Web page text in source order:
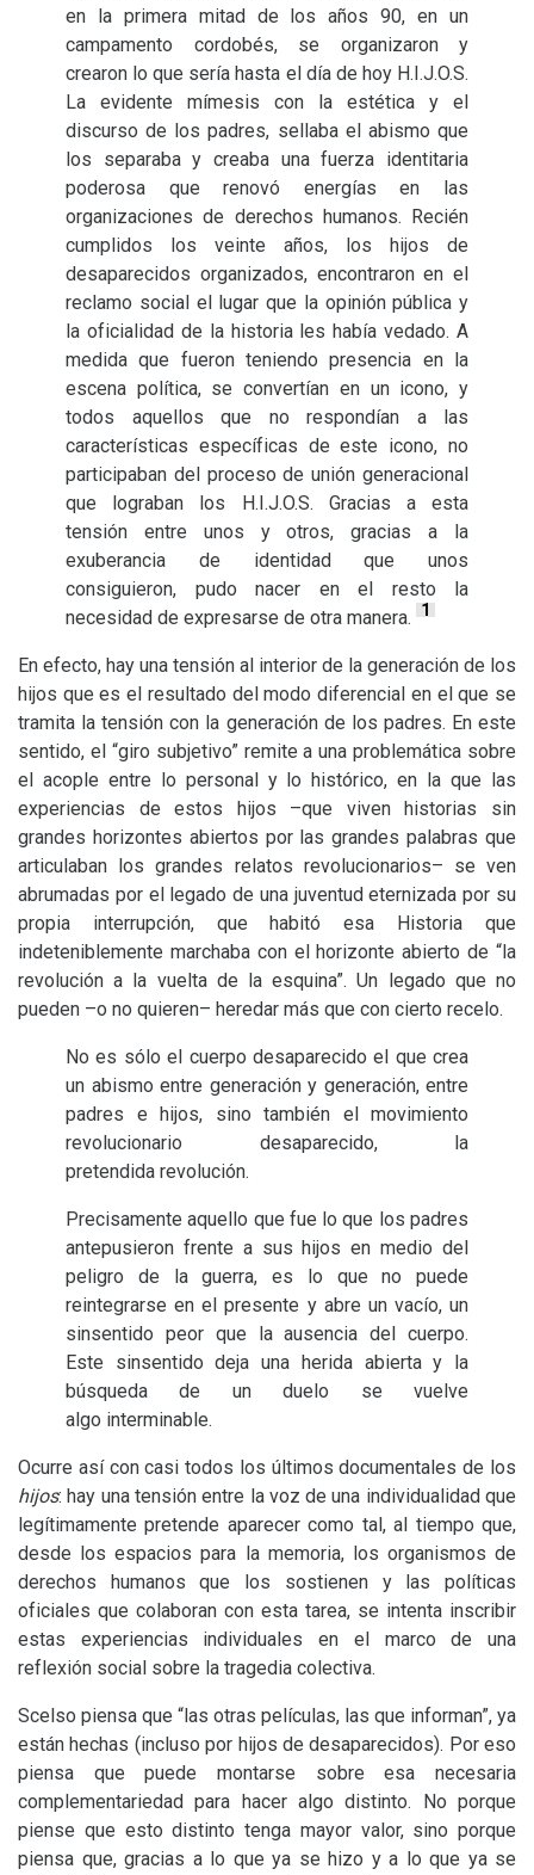
en la primera mitad de los años 90, en un
campamento cordobés, se organizaron y
crearon lo que sería hasta el día de hoy H.I.J.O.S.
La evidente mímesis con la estética y el
discurso de los padres, sellaba el abismo que
los separaba y creaba una fuerza identitaria
poderosa que renovó energías en las
organizaciones de derechos humanos. Recién
cumplidos los veinte años, los hijos de
desaparecidos organizados, encontraron en el
reclamo social el lugar que la opinión pública y
la oficialidad de la historia les había vedado. A
medida que fueron teniendo presencia en la
escena política, se convertían en un icono, y
todos aquellos que no respondían a las
características específicas de este icono, no
participaban del proceso de unión generacional
que lograban los H.I.J.O.S. Gracias a esta
tensión entre unos y otros, gracias a la
exuberancia de identidad que unos
consiguieron, pudo nacer en el resto la
necesidad de expresarse de otra manera.
1
En efecto, hay una tensión al interior de la generación de los
hijos que es el resultado del modo diferencial en el que se
tramita la tensión con la generación de los padres. En este
sentido, el “giro subjetivo” remite a una problemática sobre
el acople entre lo personal y lo histórico, en la que las
experiencias de estos hijos –que viven historias sin
grandes horizontes abiertos por las grandes palabras que
articulaban los grandes relatos revolucionarios– se ven
abrumadas por el legado de una juventud eternizada por su
propia interrupción, que habitó esa Historia que
indeteniblemente marchaba con el horizonte abierto de “la
revolución a la vuelta de la esquina”. Un legado que no
pueden –o no quieren– heredar más que con cierto recelo.
No es sólo el cuerpo desaparecido el que crea
un abismo entre generación y generación, entre
padres e hijos, sino también el movimiento
revolucionario desaparecido, la
pretendida revolución.
Precisamente aquello que fue lo que los padres
antepusieron frente a sus hijos en medio del
peligro de la guerra, es lo que no puede
reintegrarse en el presente y abre un vacío, un
sinsentido peor que la ausencia del cuerpo.
Este sinsentido deja una herida abierta y la
búsqueda de un duelo se vuelve
algo interminable.
Ocurre así con casi todos los últimos documentales de los
hijos: hay una tensión entre la voz de una individualidad que
legítimamente pretende aparecer como tal, al tiempo que,
desde los espacios para la memoria, los organismos de
derechos humanos que los sostienen y las políticas
oficiales que colaboran con esta tarea, se intenta inscribir
estas experiencias individuales en el marco de una
reflexión social sobre la tragedia colectiva.
Scelso piensa que “las otras películas, las que informan”, ya
están hechas (incluso por hijos de desaparecidos). Por eso
piensa que puede montarse sobre esa necesaria
complementariedad para hacer algo distinto. No porque
piense que esto distinto tenga mayor valor, sino porque
piensa que, gracias a lo que ya se hizo y a lo que ya se